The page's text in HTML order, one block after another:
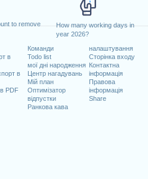
to remove
How many working days in
year 2026?
в
в
PDF
Команди
Todo list
мої дні народження
Центр нагадувань
Мій план
Оптимізатор
відпустки
Ранкова кава
налаштування
Сторінка входу
Контактна
інформація
Правова
інформація
Share